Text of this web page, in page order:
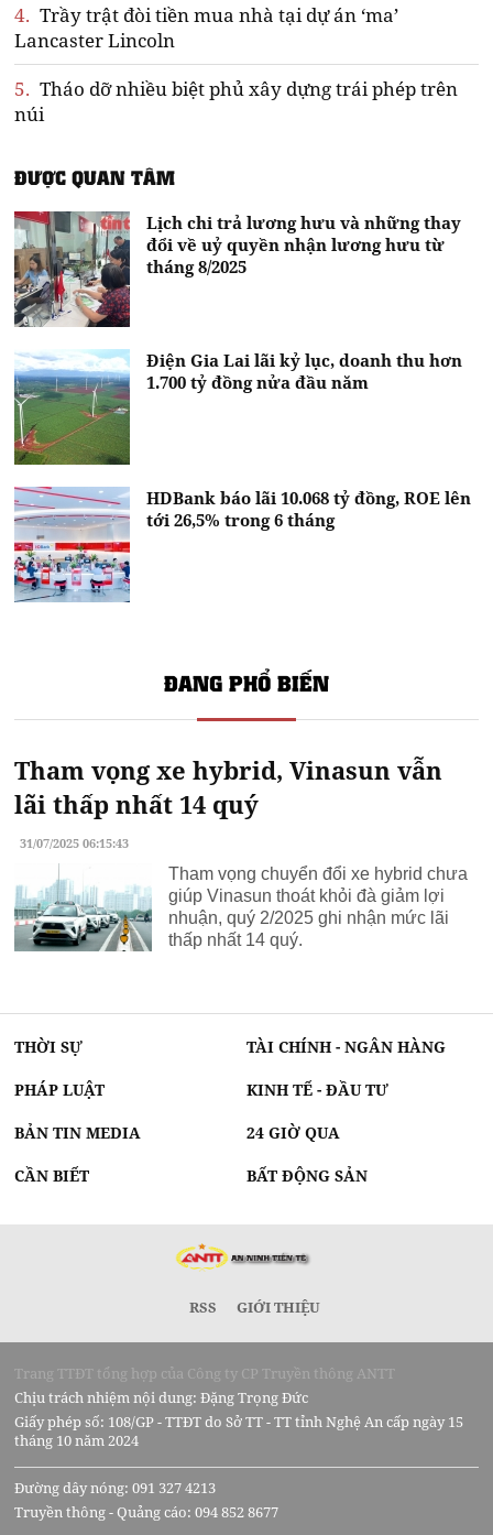
4. Trầy trật đòi tiền mua nhà tại dự án ‘ma’
Lancaster Lincoln
5. Tháo dỡ nhiều biệt phủ xây dựng trái phép trên
núi
ĐƯỢC QUAN TÂM
Lịch chi trả lương hưu và những thay
đổi về uỷ quyền nhận lương hưu từ
tháng 8/2025
Điện Gia Lai lãi kỷ lục, doanh thu hơn
1.700 tỷ đồng nửa đầu năm
HDBank báo lãi 10.068 tỷ đồng, ROE lên
tới 26,5% trong 6 tháng
ĐANG PHỔ BIẾN
Tham vọng xe hybrid, Vinasun vẫn
lãi thấp nhất 14 quý
31/07/2025 06:15:43
Tham vọng chuyển đổi xe hybrid chưa
giúp Vinasun thoát khỏi đà giảm lợi
nhuận, quý 2/2025 ghi nhận mức lãi
thấp nhất 14 quý.
THỜI SỰ TÀI CHÍNH - NGÂN HÀNG
PHÁP LUẬT KINH TẾ - ĐẦU TƯ
BẢN TIN MEDIA 24 GIỜ QUA
CẦN BIẾT BẤT ĐỘNG SẢN
RSS GIỚI THIỆU
Trang TTĐT tổng hợp của Công ty CP Truyền thông ANTT
Chịu trách nhiệm nội dung: Đặng Trọng Đức
Giấy phép số: 108/GP - TTĐT do Sở TT - TT tỉnh Nghệ An cấp ngày 15
tháng 10 năm 2024
Đường dây nóng: 091 327 4213
Truyền thông - Quảng cáo: 094 852 8677